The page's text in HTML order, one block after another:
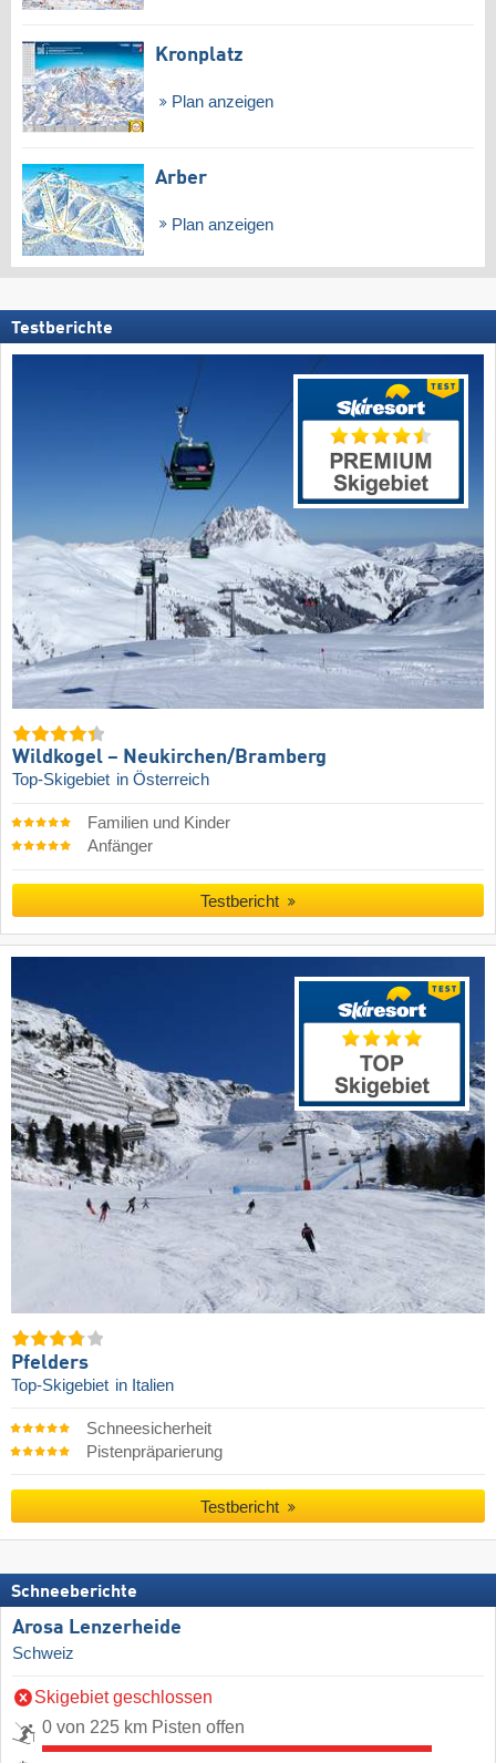
Kronplatz
Plan anzeigen
Arber
Plan anzeigen
Testberichte
Wildkogel – Neukirchen/​Bramberg
Top-Skigebiet in Österreich
Familien und Kinder
Anfänger
Testbericht
Pfelders
Top-Skigebiet in Italien
Schneesicherheit
Pistenpräparierung
Testbericht
Schneeberichte
Arosa Lenzerheide
Schweiz
Skigebiet geschlossen
0 von 225 km Pisten offen